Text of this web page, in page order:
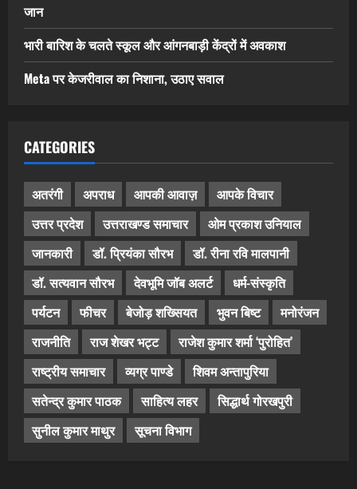
जान
भारी बारिश के चलते स्कूल और आंगनबाड़ी केंद्रों में अवकाश
Meta पर केजरीवाल का निशाना, उठाए सवाल
CATEGORIES
अतरंगी अपराध आपकी आवाज़
आपके विचार
उत्तर प्रदेश
उत्तराखण्ड समाचार
ओम प्रकाश उनियाल
जानकारी
डॉ. प्रियंका सौरभ
डॉ. रीना रवि मालपानी
डॉ. सत्यवान सौरभ
देवभूमि जॉब अलर्ट
धर्म-संस्कृति
पर्यटन
फीचर बेजोड़ शख्सियत भुवन बिष्ट
मनोरंजन
राजनीति
राज शेखर भट्ट
राजेश कुमार शर्मा ‘पुरोहित’
राष्ट्रीय समाचार
व्यग्र पाण्डे
शिवम अन्तापुरिया
सतेन्द्र कुमार पाठक
साहित्य लहर
सिद्धार्थ गोरखपुरी
सुनील कुमार माथुर
सूचना विभाग